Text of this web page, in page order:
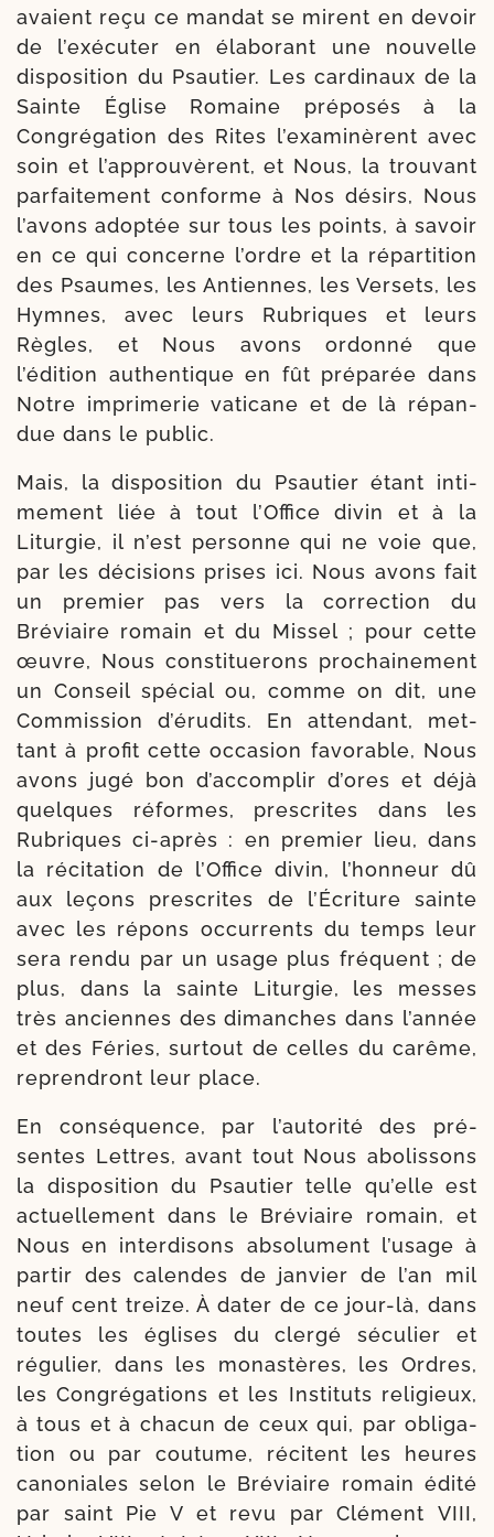
avaient reçu ce man­dat se mirent en devoir
de l’exécuter en éla­bo­rant une nou­velle
dis­po­si­tion du Psautier. Les cardi­naux de la
Sainte Église Romaine pré­po­sés à la
Congrégation des Rites l’examinèrent avec
soin et l’approuvèrent, et Nous, la trou­vant
parfai­tement conforme à Nos dési­rs, Nous
l’avons adop­tée sur tous les points, à savoir
en ce qui concerne l’ordre et la répar­ti­tion
des Psaumes, les Antiennes, les Versets, les
Hymnes, avec leurs Rubriques et leurs
Règles, et Nous avons ordon­né que
l’édition authen­tique en fût pré­parée dans
Notre impri­me­rie vati­cane et de là répan­
due dans le public.
Mais, la dis­po­si­tion du Psautier étant inti­
me­ment liée à tout l’Office divin et à la
Liturgie, il n’est per­sonne qui ne voie que,
par les déci­sions prises ici. Nous avons fait
un pre­mier pas vers la cor­rec­tion du
Bréviaire romain et du Missel ; pour cette
œuvre, Nous consti­tue­rons pro­chai­ne­ment
un Conseil spé­cial ou, comme on dit, une
Commission d’érudits. En atten­dant, met­
tant à pro­fit cette occa­sion favo­rable, Nous
avons jugé bon d’accomplir d’ores et déjà
quelques réformes, pres­crites dans les
Rubriques ci-​après : en pre­mier lieu, dans
la réci­tation de l’Office divin, l’honneur dû
aux leçons pres­crites de l’Écriture sainte
avec les répons occur­rents du temps leur
sera ren­du par un usage plus fré­quent ; de
plus, dans la sainte Liturgie, les messes
très anciennes des dimanches dans l’année
et des Féries, sur­tout de celles du carême,
repren­dront leur place.
En consé­quence, par l’autorité des pré­
sentes Lettres, avant tout Nous abo­lis­sons
la dis­po­si­tion du Psautier telle qu’elle est
actuel­le­ment dans le Bréviaire romain, et
Nous en inter­di­sons abso­lu­ment l’usage à
par­tir des calendes de jan­vier de l’an mil
neuf cent treize. À dater de ce jour-​là, dans
toutes les églises du cler­gé sécu­lier et
régu­lier, dans les monas­tères, les Ordres,
les Congrégations et les Instituts reli­gieux,
à tous et à cha­cun de ceux qui, par obli­ga­
tion ou par cou­tume, récitent les heures
cano­niales selon le Bréviaire romain édi­té
par saint Pie V et revu par Clément VIII,